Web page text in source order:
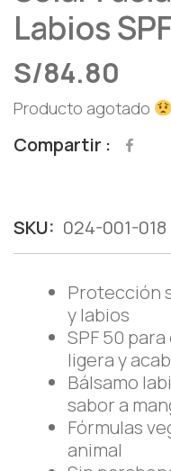
Labios
S/84.80
Producto agotado
Compartir
SKU: 024-001-018
Protección
y labios
SPF 50
ligera y
Bálsamo
sabor a
Fórmulas
animal